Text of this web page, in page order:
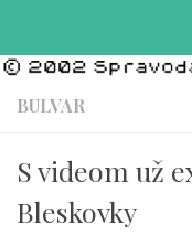
BULVAR
S videom už
Bleskovky